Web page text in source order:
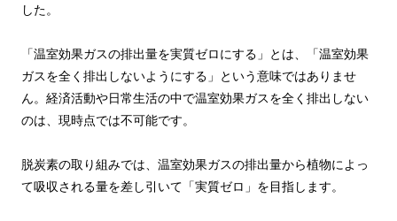
した。
「温室効果ガスの排出量を実質ゼロにする」とは、「温室効果
ガスを全く排出しないようにする」という意味ではありませ
ん。経済活動や日常生活の中で温室効果ガスを全く排出しない
のは、現時点では不可能です。
脱炭素の取り組みでは、温室効果ガスの排出量から植物によっ
て吸収される量を差し引いて「実質ゼロ」を目指します。